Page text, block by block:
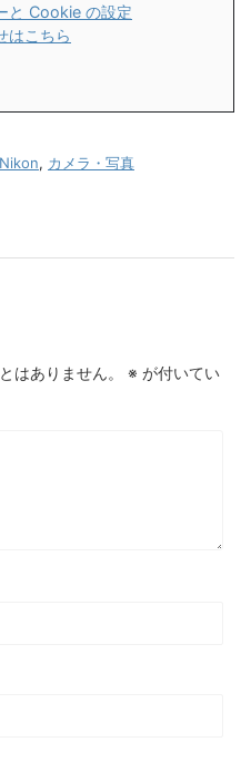
と Cookie の設定
はこちら
Nikon, カメラ・写真
はありません。 ※ が付いてい